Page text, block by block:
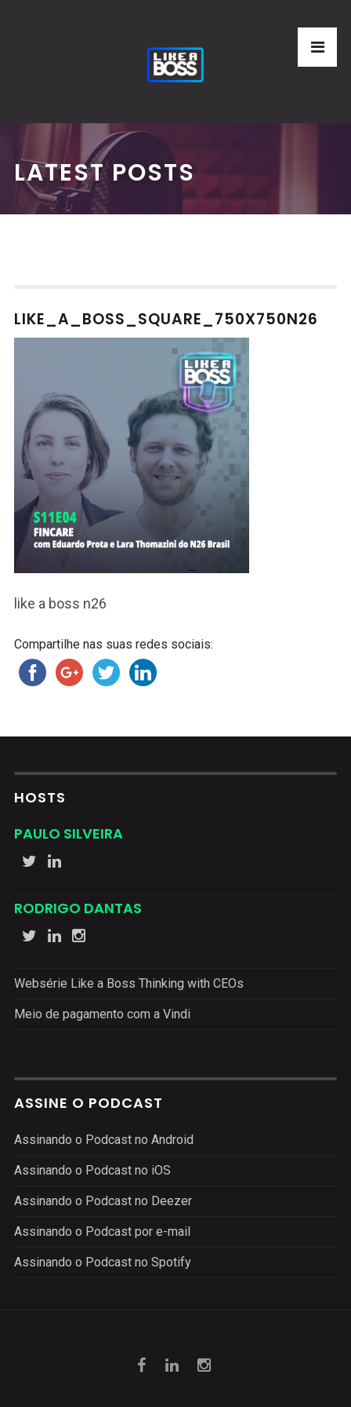
LATEST POSTS
LIKE_A_BOSS_SQUARE_750X750N26
like a boss n26
Compartilhe nas suas redes sociais:
HOSTS
PAULO SILVEIRA
RODRIGO DANTAS
Websérie Like a Boss Thinking with CEOs
Meio de pagamento com a Vindi
ASSINE O PODCAST
Assinando o Podcast no Android
Assinando o Podcast no iOS
Assinando o Podcast no Deezer
Assinando o Podcast por e-mail
Assinando o Podcast no Spotify